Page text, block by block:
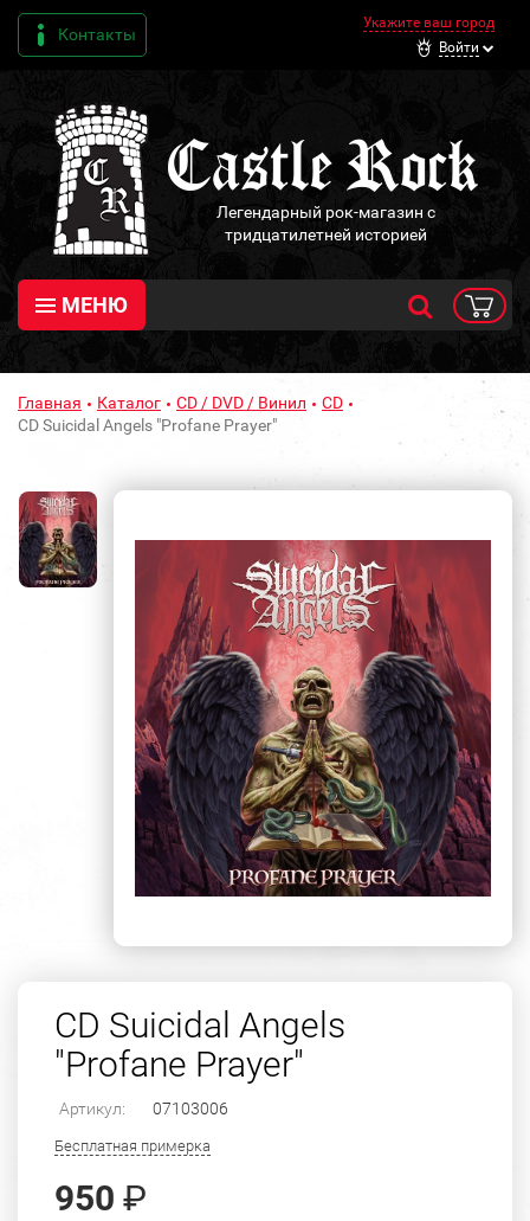
Контакты
Укажите ваш город
Войти
Легендарный рок-магазин с
тридцатилетней историей
МЕНЮ
Главная Каталог CD / DVD / Винил
CD
CD Suicidal Angels "Profane Prayer"
CD Suicidal Angels
"Profane Prayer"
Артикул: 07103006
Бесплатная примерка
950 ₽